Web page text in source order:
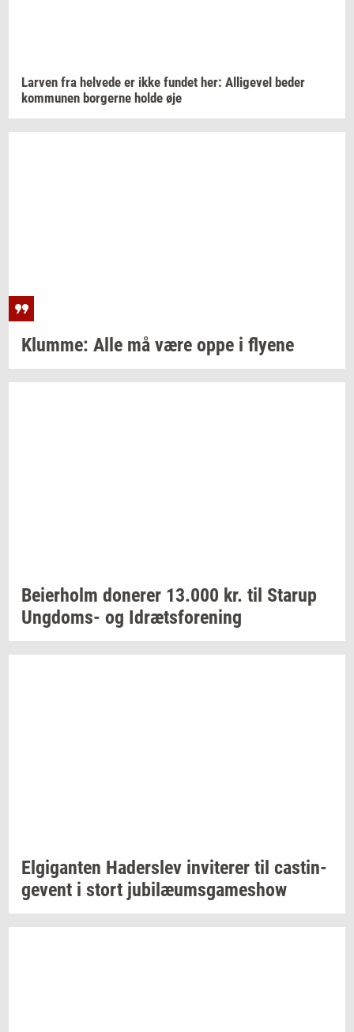
Lar­ven fra hel­ve­de er ikke fun­det her: Al­li­ge­vel beder
kom­mu­nen bor­ger­ne holde øje
Klum­me: Alle må være oppe i fly­e­ne
Bei­er­holm do­ne­rer 13.000 kr. til Starup
Ungdoms-​ og Idræts­for­e­ning
El­gi­gan­ten Ha­der­s­lev in­vi­te­rer til ca­stin­
ge­vent i stort ju­bilæums­ga­mes­how